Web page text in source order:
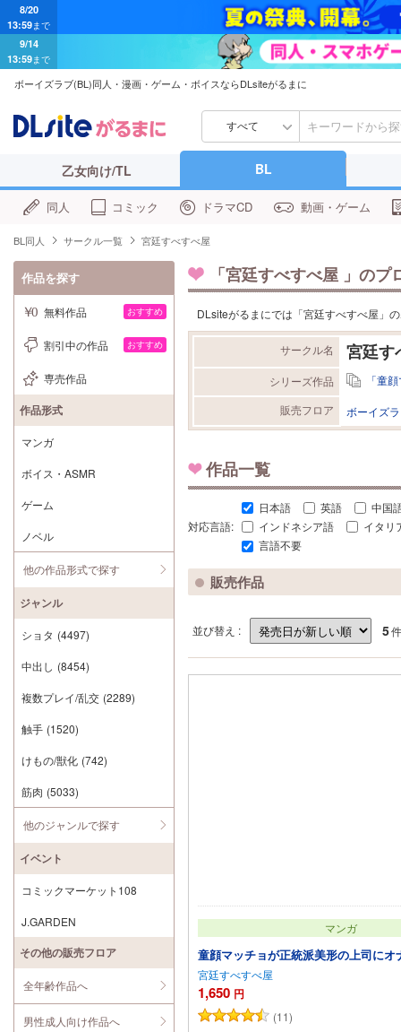
8/20
13:59まで
9/14
13:59まで
ボーイズラブ(BL)同人・漫画・ゲーム・ボイスならDLsiteがるまに
すべて
乙女向け/TL BL
同人 コミック ドラマCD 動画・ゲーム
BL同人 サークル一覧 宮廷すべすべ屋
「宮廷すべすべ屋 」のプ
DLsiteがるまにでは「宮廷すべすべ屋」
サークル名 宮廷す
シリーズ作品
「童
販売フロア
ボーイズ
作品一覧
対応言語:
日本語 英語
中国
インドネシア語
イタリ
言語不要
販売作品
並び替え : 5
マンガ
童顔マッチョが正統派美形の上司にオ
宮廷すべすべ屋
1,650 円
(11)
作品を探す
無料作品 おすすめ
割引中の作品 おすすめ
専売作品
作品形式
マンガ
ボイス・ASMR
ゲーム
ノベル
他の作品形式で探す
ジャンル
ショタ (4497)
中出し (8454)
複数プレイ/乱交 (2289)
触手 (1520)
けもの/獣化 (742)
筋肉 (5033)
他のジャンルで探す
イベント
コミックマーケット108
J.GARDEN
その他の販売フロア
全年齢作品へ
男性成人向け作品へ